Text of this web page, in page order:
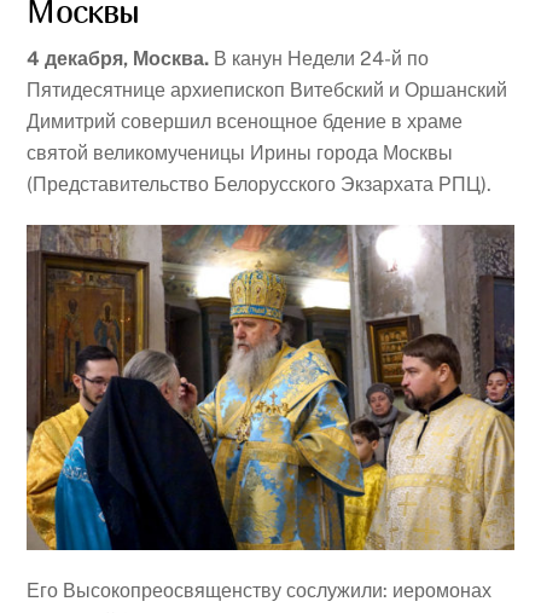
Москвы
4 декабря, Москва. В канун Недели 24-й по
Пятидесятнице архиепископ Витебский и Оршанский
Димитрий совершил всенощное бдение в храме
святой великомученицы Ирины города Москвы
(Представительство Белорусского Экзархата РПЦ).
Его Высокопреосвященству сослужили: иеромонах